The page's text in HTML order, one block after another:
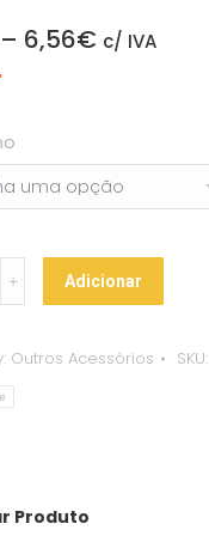
– 6,56€ c/ IVA
Adicionar
Outros Acessórios SKU:
Produto